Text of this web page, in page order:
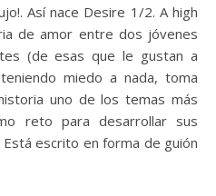
Así nace Desire 1/2. A high
de amor entre dos jóvenes
(de esas que le gustan a
miedo a nada, toma
uno de los temas más
reto para desarrollar sus
escrito en forma de guión